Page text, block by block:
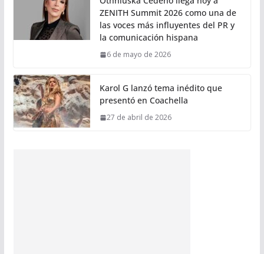
ZENITH Summit 2026 como una de
las voces más influyentes del PR y
la comunicación hispana
6 de mayo de 2026
Karol G lanzó tema inédito que
presentó en Coachella
27 de abril de 2026